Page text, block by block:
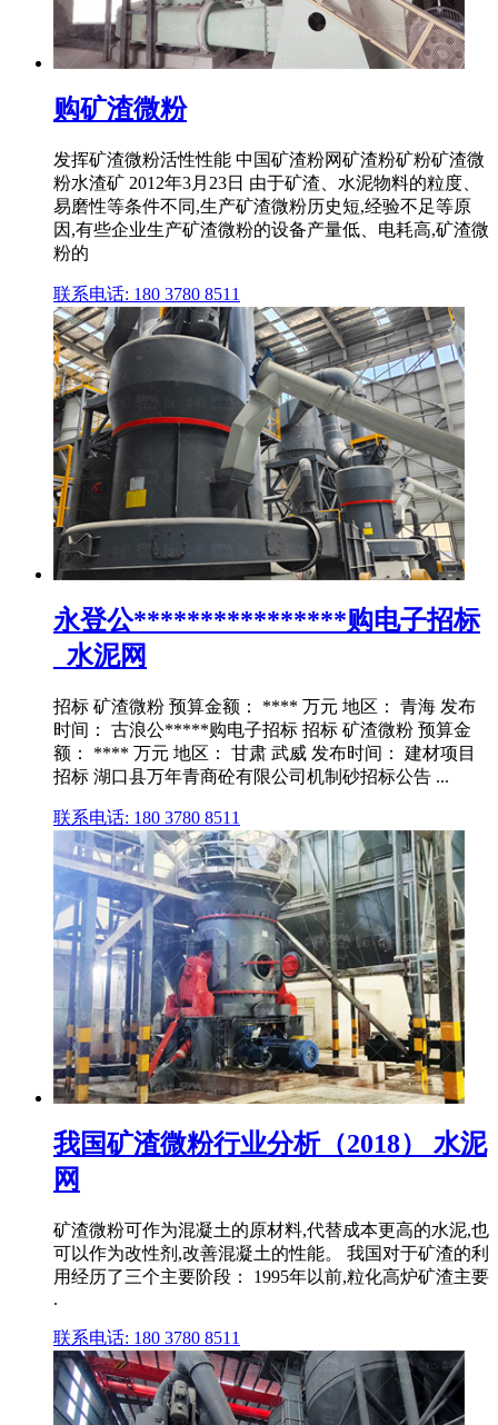
购矿渣微粉
发挥矿渣微粉活性性能 中国矿渣粉网矿渣粉矿粉矿渣微
粉水渣矿 2012年3月23日 由于矿渣、水泥物料的粒度、
易磨性等条件不同,生产矿渣微粉历史短,经验不足等原
因,有些企业生产矿渣微粉的设备产量低、电耗高,矿渣微
粉的
联系电话: 180 3780 8511
永登公****************购电子招标
_水泥网
招标 矿渣微粉 预算金额： **** 万元 地区： 青海 发布
时间： 古浪公*****购电子招标 招标 矿渣微粉 预算金
额： **** 万元 地区： 甘肃 武威 发布时间： 建材项目
招标 湖口县万年青商砼有限公司机制砂招标公告 ...
联系电话: 180 3780 8511
我国矿渣微粉行业分析（2018） 水泥
网
矿渣微粉可作为混凝土的原材料,代替成本更高的水泥,也
可以作为改性剂,改善混凝土的性能。 我国对于矿渣的利
用经历了三个主要阶段： 1995年以前,粒化高炉矿渣主要
.
联系电话: 180 3780 8511